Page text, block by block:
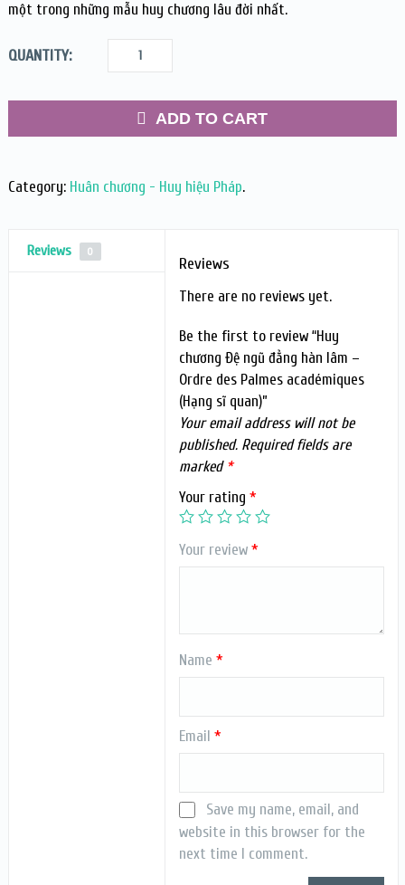
một trong những mẫu huy chương lâu đời nhất.
QUANTITY:
ADD TO CART
Category: Huân chương - Huy hiệu Pháp.
Reviews 0
Reviews
There are no reviews yet.
Be the first to review “Huy
chương Đệ ngũ đẳng hàn lâm –
Ordre des Palmes académiques
(Hạng sĩ quan)”
Your email address will not be
published. Required fields are
marked *
Your rating*
Your review*
Name*
Email*
Save my name, email, and
website in this browser for the
next time I comment.